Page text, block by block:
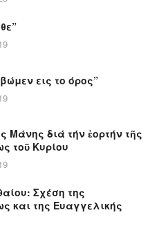
εις το όρος”
Μάνης διά τήν ἑορτήν τῆς
τοῦ Κυρίου
Σχέση της
και της Ευαγγελικής